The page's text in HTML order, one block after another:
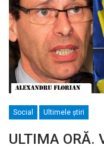
Social Ultimele ştiri
ULTIMA ORĂ.